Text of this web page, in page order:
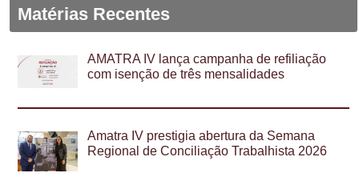
Matérias Recentes
AMATRA IV lança campanha de refiliação
com isenção de três mensalidades
Amatra IV prestigia abertura da Semana
Regional de Conciliação Trabalhista 2026